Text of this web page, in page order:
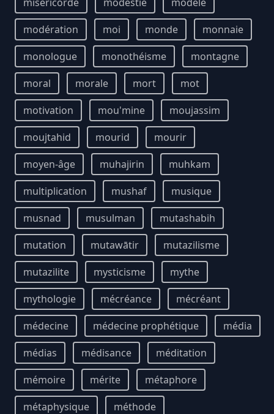
modération
moi monde
monnaie
monologue
monothéisme
montagne
moral
morale mort
mot
motivation
mou'mine
moujassim
moujtahid
mourid
mourir
moyen-âge
muhajirin
muhkam
multiplication
mushaf
musique
musnad
musulman
mutashabih
mutation
mutawātir
mutazilisme
mutazilite
mysticisme
mythe
mythologie
mécréance
mécréant
médecine
médecine prophétique
média
médias
médisance
méditation
mémoire
mérite
métaphore
métaphysique
méthode